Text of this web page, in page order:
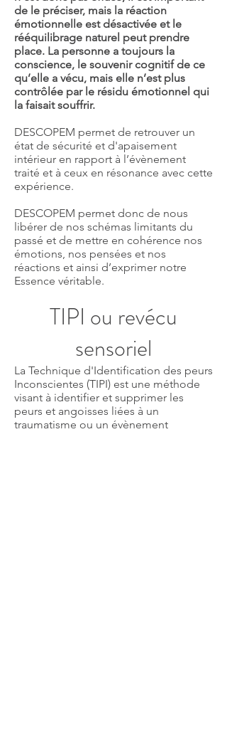
de le préciser, mais la réaction
émotionnelle est désactivée et le
rééquilibrage naturel peut prendre
place. La personne a toujours la
conscience, le souvenir cognitif de ce
qu’elle a vécu, mais elle n’est plus
contrôlée par le résidu émotionnel qui
la faisait souffrir.
DESCOPEM permet de retrouver un
état de sécurité et d'apaisement
intérieur en rapport à l’évènement
traité et à ceux en résonance avec cette
expérience.
DESCOPEM permet donc de nous
libérer de nos schémas limitants du
passé et de mettre en cohérence nos
émotions, nos pensées et nos
réactions et ainsi d’exprimer notre
Essence véritable.
TIPI ou revécu
sensoriel
La Technique d'Identification des peurs
Inconscientes (TIPI) est une méthode
visant à identifier et supprimer les
peurs et angoisses liées à un
traumatisme ou un évènement